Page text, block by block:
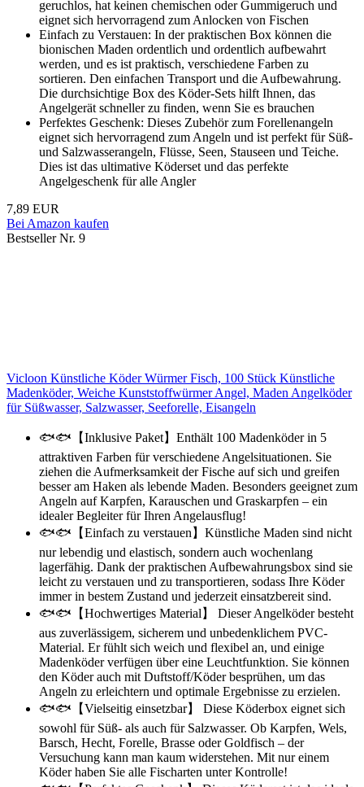
geruchlos, hat keinen chemischen oder Gummigeruch und
eignet sich hervorragend zum Anlocken von Fischen
Einfach zu Verstauen: In der praktischen Box können die
bionischen Maden ordentlich und ordentlich aufbewahrt
werden, und es ist praktisch, verschiedene Farben zu
sortieren. Den einfachen Transport und die Aufbewahrung.
Die durchsichtige Box des Köder-Sets hilft Ihnen, das
Angelgerät schneller zu finden, wenn Sie es brauchen
Perfektes Geschenk: Dieses Zubehör zum Forellenangeln
eignet sich hervorragend zum Angeln und ist perfekt für Süß-
und Salzwasserangeln, Flüsse, Seen, Stauseen und Teiche.
Dies ist das ultimative Köderset und das perfekte
Angelgeschenk für alle Angler
7,89 EUR
Bei Amazon kaufen
Bestseller Nr. 9
Vicloon Künstliche Köder Würmer Fisch, 100 Stück Künstliche
Madenköder, Weiche Kunststoffwürmer Angel, Maden Angelköder
für Süßwasser, Salzwasser, Seeforelle, Eisangeln
🐟🐟【Inklusive Paket】Enthält 100 Madenköder in 5
attraktiven Farben für verschiedene Angelsituationen. Sie
ziehen die Aufmerksamkeit der Fische auf sich und greifen
besser am Haken als lebende Maden. Besonders geeignet zum
Angeln auf Karpfen, Karauschen und Graskarpfen – ein
idealer Begleiter für Ihren Angelausflug!
🐟🐟【Einfach zu verstauen】Künstliche Maden sind nicht
nur lebendig und elastisch, sondern auch wochenlang
lagerfähig. Dank der praktischen Aufbewahrungsbox sind sie
leicht zu verstauen und zu transportieren, sodass Ihre Köder
immer in bestem Zustand und jederzeit einsatzbereit sind.
🐟🐟【Hochwertiges Material】 Dieser Angelköder besteht
aus zuverlässigem, sicherem und unbedenklichem PVC-
Material. Er fühlt sich weich und flexibel an, und einige
Madenköder verfügen über eine Leuchtfunktion. Sie können
den Köder auch mit Duftstoff/Köder besprühen, um das
Angeln zu erleichtern und optimale Ergebnisse zu erzielen.
🐟🐟【Vielseitig einsetzbar】 Diese Köderbox eignet sich
sowohl für Süß- als auch für Salzwasser. Ob Karpfen, Wels,
Barsch, Hecht, Forelle, Brasse oder Goldfisch – der
Versuchung kann man kaum widerstehen. Mit nur einem
Köder haben Sie alle Fischarten unter Kontrolle!